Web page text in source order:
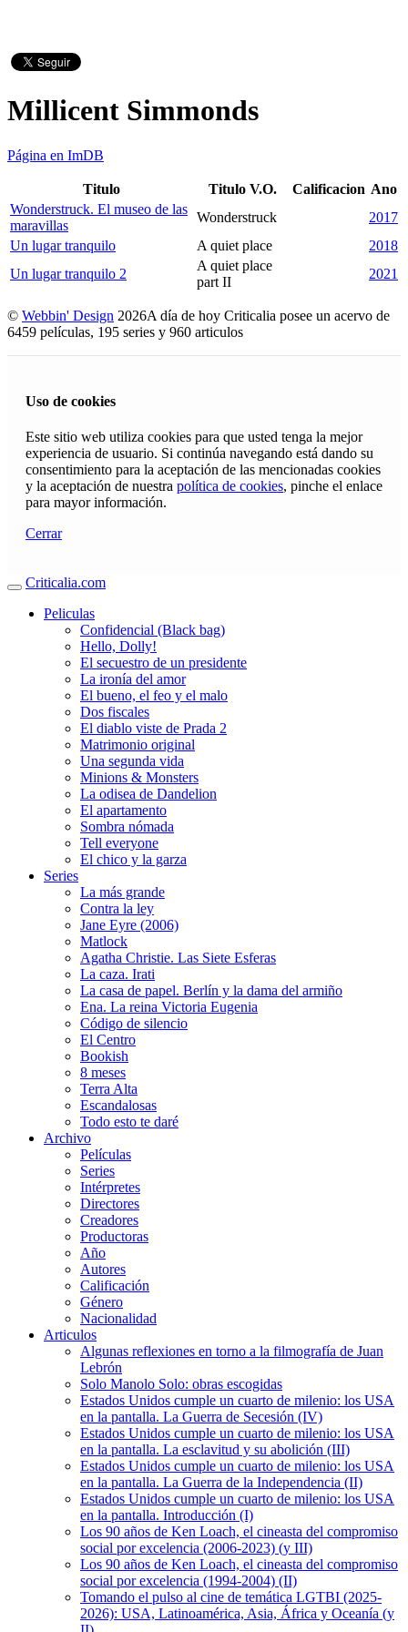
Millicent Simmonds
Página en ImDB
Titulo Titulo V.O. Calificacion Ano
Wonderstruck. El museo de las
maravillas
Wonderstruck
2017
Un lugar tranquilo
A quiet place
2018
Un lugar tranquilo 2
A quiet place
part II
2021
© Webbin' Design 2026A día de hoy Criticalia posee un acervo de
6459 películas, 195 series y 960 articulos
Uso de cookies
Este sitio web utiliza cookies para que usted tenga la mejor
experiencia de usuario. Si continúa navegando está dando su
consentimiento para la aceptación de las mencionadas cookies
y la aceptación de nuestra política de cookies, pinche el enlace
para mayor información.
Cerrar
Criticalia.com
Peliculas
Confidencial (Black bag)
Hello, Dolly!
El secuestro de un presidente
La ironía del amor
El bueno, el feo y el malo
Dos fiscales
El diablo viste de Prada 2
Matrimonio original
Una segunda vida
Minions & Monsters
La odisea de Dandelion
El apartamento
Sombra nómada
Tell everyone
El chico y la garza
Series
La más grande
Contra la ley
Jane Eyre (2006)
Matlock
Agatha Christie. Las Siete Esferas
La caza. Irati
La casa de papel. Berlín y la dama del armiño
Ena. La reina Victoria Eugenia
Código de silencio
El Centro
Bookish
8 meses
Terra Alta
Escandalosas
Todo esto te daré
Archivo
Películas
Series
Intérpretes
Directores
Creadores
Productoras
Año
Autores
Calificación
Género
Nacionalidad
Articulos
Algunas reflexiones en torno a la filmografía de Juan
Lebrón
Solo Manolo Solo: obras escogidas
Estados Unidos cumple un cuarto de milenio: los USA
en la pantalla. La Guerra de Secesión (IV)
Estados Unidos cumple un cuarto de milenio: los USA
en la pantalla. La esclavitud y su abolición (III)
Estados Unidos cumple un cuarto de milenio: los USA
en la pantalla. La Guerra de la Independencia (II)
Estados Unidos cumple un cuarto de milenio: los USA
en la pantalla. Introducción (I)
Los 90 años de Ken Loach, el cineasta del compromiso
social por excelencia (2006-2023) (y III)
Los 90 años de Ken Loach, el cineasta del compromiso
social por excelencia (1994-2004) (II)
Tomando el pulso al cine de temática LGTBI (2025-
2026): USA, Latinoamérica, Asia, África y Oceanía (y